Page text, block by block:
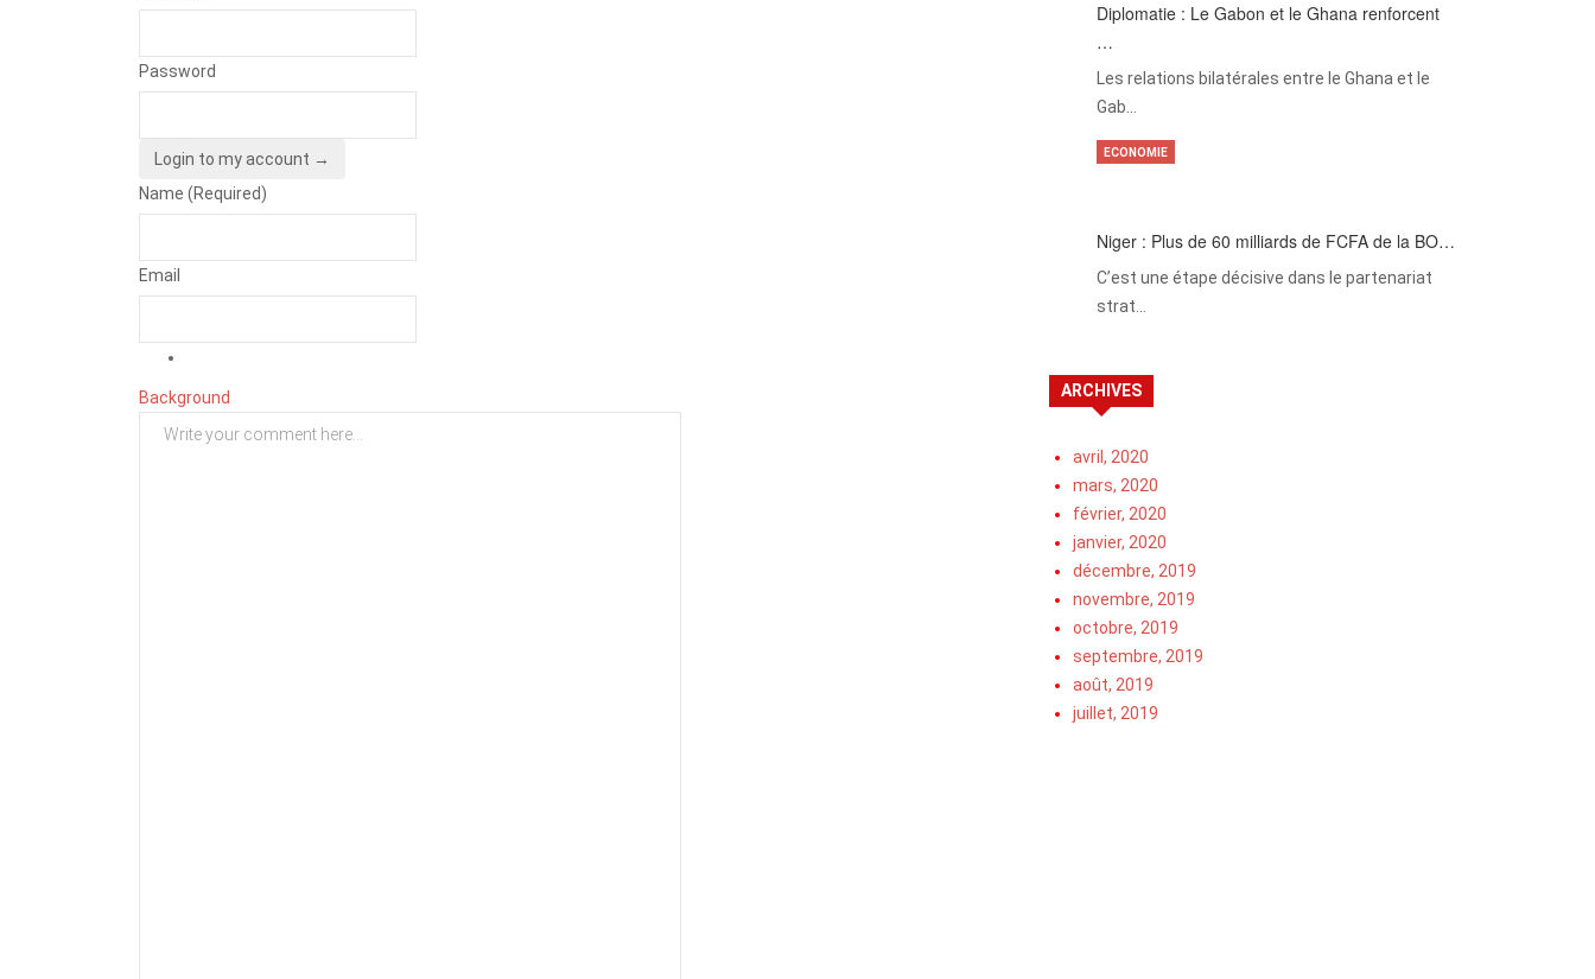
Password
Login to my account →
Name (Required)
Email
Background
Diplomatie : Le Gabon et le Ghana renforcent
…
Les relations bilatérales entre le Ghana et le
Gab…
Niger : Plus de 60 milliards de FCFA de la BO…
C’est une étape décisive dans le partenariat
strat…
ECONOMIE
ARCHIVES
avril, 2020
mars, 2020
février, 2020
janvier, 2020
décembre, 2019
novembre, 2019
octobre, 2019
septembre, 2019
août, 2019
juillet, 2019